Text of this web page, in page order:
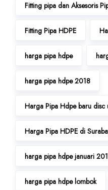
Fitting pipa dan Aksesoris
Fitting Pipa HDPE
harga pipa hdpe
harga pipa hdpe 2018
Harga Pipa Hdpe baru disc
Harga Pipa HDPE di
harga pipa hdpe januari
harga pipa hdpe lombok